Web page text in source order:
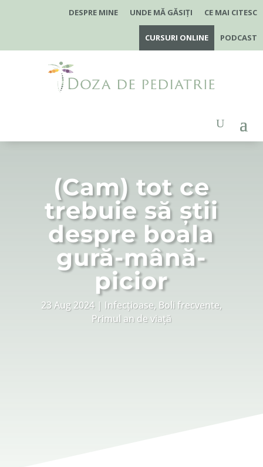
DESPRE MINE UNDE MĂ GĂSIȚI CE MAI CITESC
CURSURI ONLINE PODCAST
(Cam) tot ce
trebuie să știi
despre boala
gură-mână-
picior
23 Aug 2024 Infecțioase, Boli frecvente,
Primul an de viață